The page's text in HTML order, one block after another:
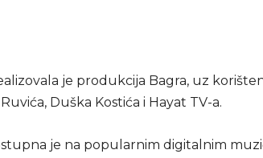
je produkcija Bagra, uz
Duška Kostića i Hayat TV-a.
je na popularnim digitalnim